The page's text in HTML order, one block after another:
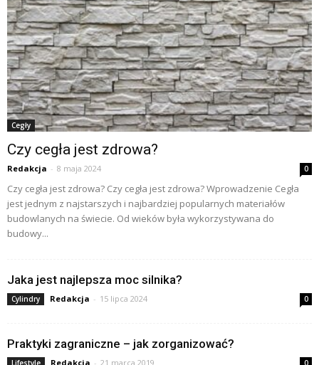
Cegły
Czy cegła jest zdrowa?
Redakcja - 8 maja 2024 0
Czy cegła jest zdrowa? Czy cegła jest zdrowa? Wprowadzenie Cegła
jest jednym z najstarszych i najbardziej popularnych materiałów
budowlanych na świecie. Od wieków była wykorzystywana do
budowy...
Jaka jest najlepsza moc silnika?
Cylindry Redakcja - 15 lipca 2024 0
Praktyki zagraniczne – jak zorganizować?
Redakcja - 21 marca 2019